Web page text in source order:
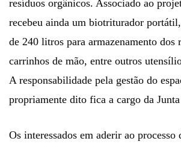
resíduos orgânicos. Associado ao
recebeu ainda um biotriturador
de 240 litros para armazenamento dos
carrinhos de mão, entre outros
A responsabilidade pela gestão do
propriamente dito fica a cargo da
Os interessados em aderir ao processo